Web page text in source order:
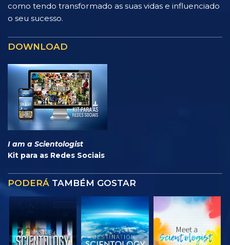
como tendo transformado as suas vidas e influenciado
o seu sucesso.
DOWNLOAD
I am a Scientologist
Kit para as Redes Sociais
PODERÁ TAMBÉM GOSTAR